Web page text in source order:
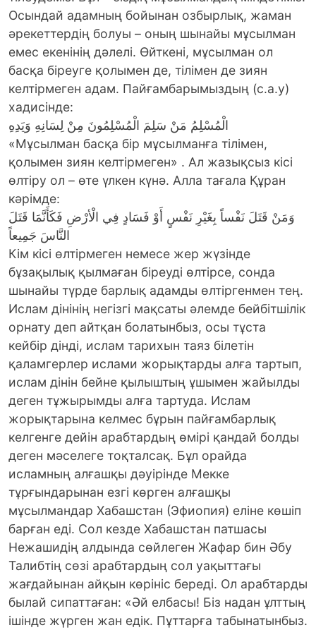
Осындай адамның бойынан озбырлық, жаман
әрекеттердің болуы – оның шынайы мұсылман
емес екенінің дәлелі. Өйткені, мұсылман ол
басқа біреуге қолымен де, тілімен де зиян
келтірмеген адам. Пайғамбарымыздың (с.а.у)
хадисінде:
الْمُسْلِمُ مَنْ سَلِمَ الْمُسْلِمُونَ مِنْ لِسَانِهِ وَيَدِهِ
«Мұсылман басқа бір мұсылманға тілімен,
қолымен зиян келтірмеген» . Ал жазықсыз кісі
өлтіру ол – өте үлкен күнә. Алла тағала Құран
кәрімде:
وَمَنْ قَتَلَ نَفْساً بِغَيْرِ نَفْسٍ أَوْ فَسَادٍ فِي الْأرْضِ فَكَأَنَّمَا قَتَلَ
النَّاسَ جَمِيعاً
Кім кісі өлтірмеген немесе жер жүзінде
бұзақылық қылмаған біреуді өлтірсе, сонда
шынайы түрде барлық адамды өлтіргенмен тең.
Ислам дінінің негізгі мақсаты әлемде бейбітшілік
орнату деп айтқан болатынбыз, осы тұста
кейбір дінді, ислам тарихын таяз білетін
қаламгерлер ислами жорықтарды алға тартып,
ислам дінін бейне қылыштың ұшымен жайылды
деген тұжырымды алға тартуда. Ислам
жорықтарына келмес бұрын пайғамбарлық
келгенге дейін арабтардың өмірі қандай болды
деген мәселеге тоқталсақ. Бұл орайда
исламның алғашқы дәуірінде Мекке
тұрғындарынан езгі көрген алғашқы
мұсылмандар Хабашстан (Эфиопия) еліне көшіп
барған еді. Сол кезде Хабашстан патшасы
Нежашидің алдында сөйлеген Жафар бин Әбу
Талибтің сөзі арабтардың сол уақыттағы
жағдайынан айқын көрініс береді. Ол арабтарды
былай сипаттағaн: «Әй елбасы! Біз надан ұлттың
ішінде жүрген жан едік. Пұттарға табынатынбыз.